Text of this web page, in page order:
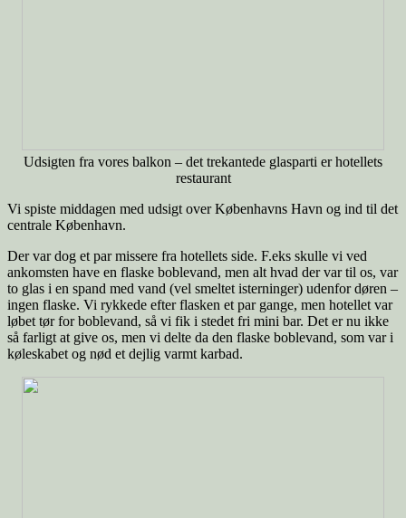
Udsigten fra vores balkon – det trekantede glasparti er hotellets
restaurant
Vi spiste middagen med udsigt over Københavns Havn og ind til det
centrale København.
Der var dog et par missere fra hotellets side. F.eks skulle vi ved
ankomsten have en flaske boblevand, men alt hvad der var til os, var
to glas i en spand med vand (vel smeltet isterninger) udenfor døren –
ingen flaske. Vi rykkede efter flasken et par gange, men hotellet var
løbet tør for boblevand, så vi fik i stedet fri mini bar. Det er nu ikke
så farligt at give os, men vi delte da den flaske boblevand, som var i
køleskabet og nød et dejlig varmt karbad.